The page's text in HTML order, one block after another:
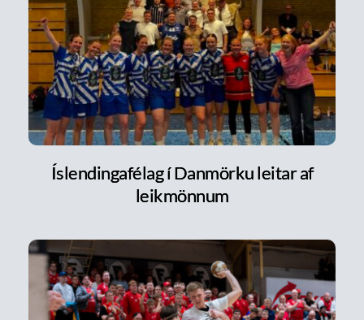
Íslendingafélag í Danmörku leitar af
leikmönnum